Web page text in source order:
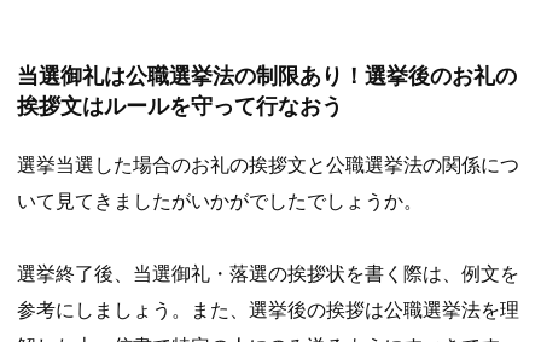
当選御礼は公職選挙法の制限あり！選挙後のお礼の
挨拶文はルールを守って行なおう
選挙当選した場合のお礼の挨拶文と公職選挙法の関係につ
いて見てきましたがいかがでしたでしょうか。
選挙終了後、当選御礼・落選の挨拶状を書く際は、例文を
参考にしましょう。また、選挙後の挨拶は公職選挙法を理